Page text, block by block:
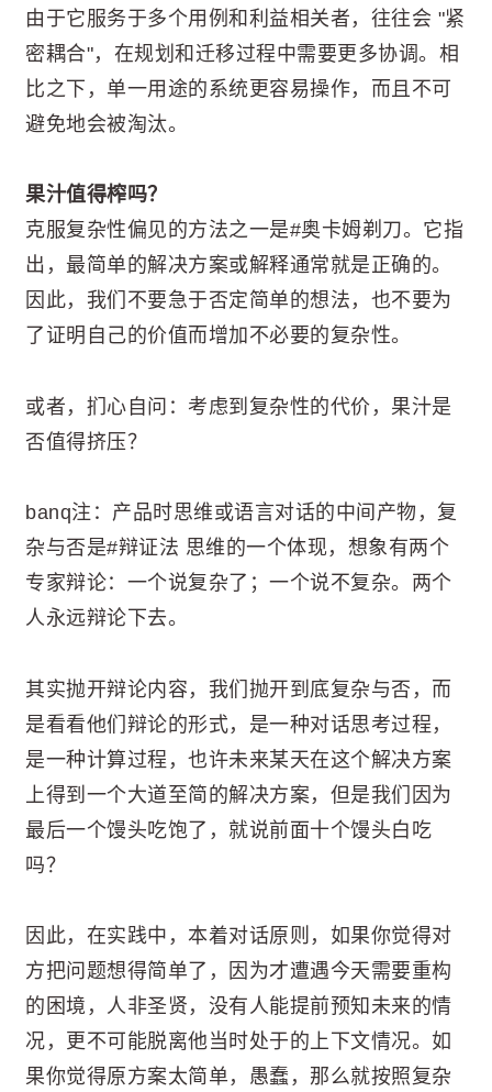
由于它服务于多个用例和利益相关者，往往会 "紧
密耦合"，在规划和迁移过程中需要更多协调。相
比之下，单一用途的系统更容易操作，而且不可
避免地会被淘汰。
果汁值得榨吗？
克服复杂性偏见的方法之一是#奥卡姆剃刀。它指
出，最简单的解决方案或解释通常就是正确的。
因此，我们不要急于否定简单的想法，也不要为
了证明自己的价值而增加不必要的复杂性。
或者，扪心自问：考虑到复杂性的代价，果汁是
否值得挤压？
banq注：产品时思维或语言对话的中间产物，复
杂与否是#辩证法 思维的一个体现，想象有两个
专家辩论：一个说复杂了；一个说不复杂。两个
人永远辩论下去。
其实抛开辩论内容，我们抛开到底复杂与否，而
是看看他们辩论的形式，是一种对话思考过程，
是一种计算过程，也许未来某天在这个解决方案
上得到一个大道至简的解决方案，但是我们因为
最后一个馒头吃饱了，就说前面十个馒头白吃
吗？
因此，在实践中，本着对话原则，如果你觉得对
方把问题想得简单了，因为才遭遇今天需要重构
的困境，人非圣贤，没有人能提前预知未来的情
况，更不可能脱离他当时处于的上下文情况。如
果你觉得原方案太简单，愚蠢，那么就按照复杂